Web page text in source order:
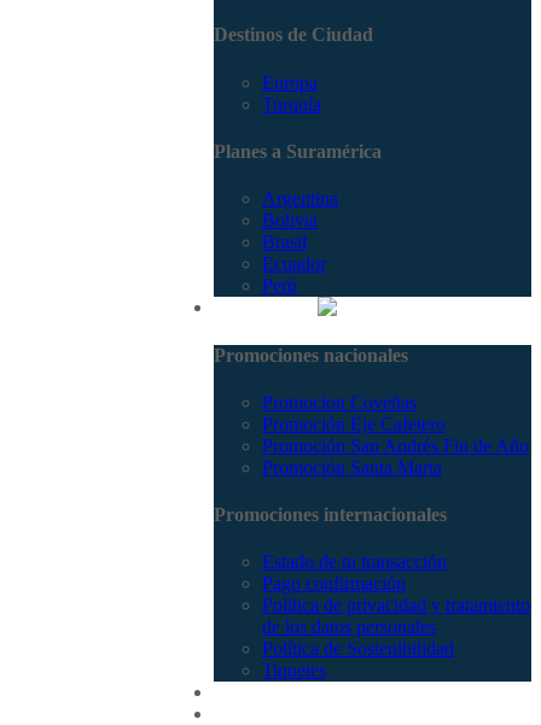
Destinos de Ciudad
Europa
Turquía
Planes a Suramérica
Argentina
Bolivia
Brasil
Ecuador
Perú
Promociones nacionales
Promocion Coveñas
Promoción Eje Cafetero
Promoción San Andrés Fin de Año
Promoción Santa Marta
Promociones internacionales
Estado de tu transacción
Pago confirmación
Política de privacidad y tratamiento
de los datos personales
Política de Sostenibilidad
Tiquetes